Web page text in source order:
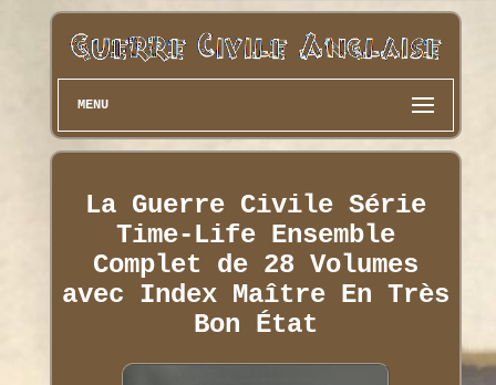
MENU
La Guerre Civile Série
Time-Life Ensemble
Complet de 28 Volumes
avec Index Maître En Très
Bon État